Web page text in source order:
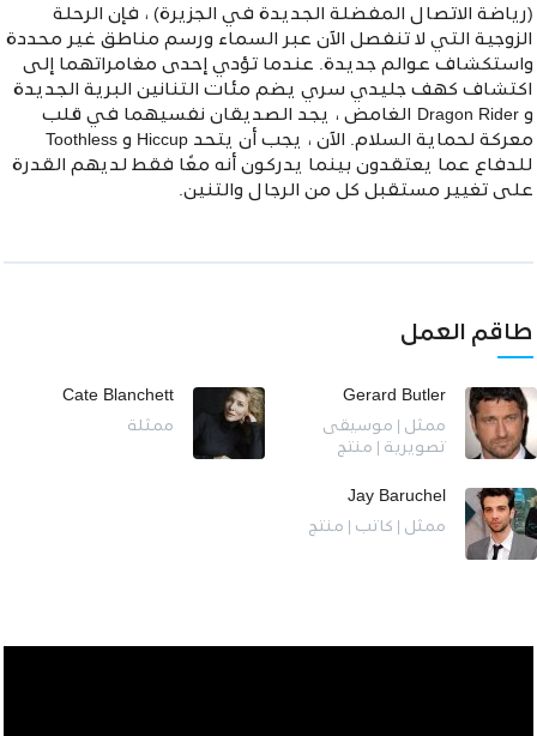
(رياضة الاتصال المفضلة الجديدة في الجزيرة) ، فإن الرحلة
الزوجية التي لا تنفصل الآن عبر السماء ورسم مناطق غير محددة
واستكشاف عوالم جديدة. عندما تؤدي إحدى مغامراتهما إلى
اكتشاف كهف جليدي سري يضم مئات التنانين البرية الجديدة
و Dragon Rider الغامض ، يجد الصديقان نفسيهما في قلب
معركة لحماية السلام. الآن ، يجب أن يتحد Hiccup و Toothless
للدفاع عما يعتقدون بينما يدركون أنه معًا فقط لديهم القدرة
على تغيير مستقبل كل من الرجال والتنين.
طاقم العمل
Gerard Butler
ممثل | موسيقى
تصويرية | منتج
Cate Blanchett
ممثلة
Jay Baruchel
ممثل | كاتب | منتج